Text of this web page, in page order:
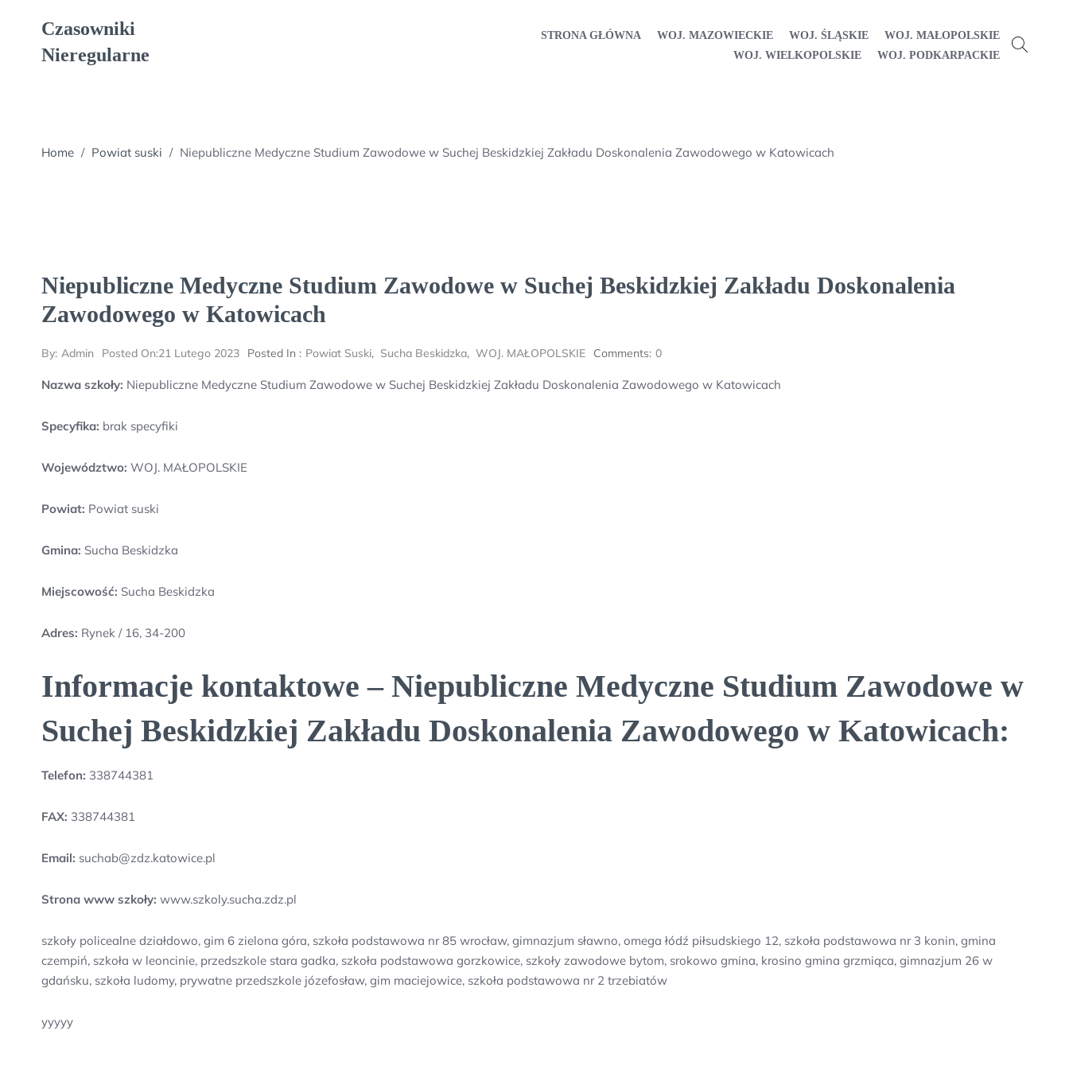
Czasowniki
Nieregularne
STRONA GŁÓWNA WOJ. MAZOWIECKIE WOJ. ŚLĄSKIE
WOJ. MAŁOPOLSKIE
WOJ. WIELKOPOLSKIE
WOJ. PODKARPACKIE
Home / Powiat suski / Niepubliczne Medyczne Studium Zawodowe w Suchej Beskidzkiej Zakładu Doskonalenia Zawodowego w Katowicach
Niepubliczne Medyczne Studium Zawodowe w Suchej Beskidzkiej Zakładu Doskonalenia
Zawodowego w Katowicach
By: Admin Posted On:21 Lutego 2023 Posted In : Powiat Suski, Sucha Beskidzka, WOJ. MAŁOPOLSKIE Comments: 0
Nazwa szkoły: Niepubliczne Medyczne Studium Zawodowe w Suchej Beskidzkiej Zakładu Doskonalenia Zawodowego w Katowicach
Specyfika: brak specyfiki
Województwo: WOJ. MAŁOPOLSKIE
Powiat: Powiat suski
Gmina: Sucha Beskidzka
Miejscowość: Sucha Beskidzka
Adres: Rynek / 16, 34-200
Informacje kontaktowe – Niepubliczne Medyczne Studium Zawodowe w
Suchej Beskidzkiej Zakładu Doskonalenia Zawodowego w Katowicach:
Telefon: 338744381
FAX: 338744381
Email: suchab@zdz.katowice.pl
Strona www szkoły: www.szkoly.sucha.zdz.pl
szkoły policealne działdowo, gim 6 zielona góra, szkoła podstawowa nr 85 wrocław, gimnazjum sławno, omega łódź piłsudskiego 12, szkoła podstawowa nr 3 konin, gmina
czempiń, szkoła w leoncinie, przedszkole stara gadka, szkoła podstawowa gorzkowice, szkoły zawodowe bytom, srokowo gmina, krosino gmina grzmiąca, gimnazjum 26 w
gdańsku, szkoła ludomy, prywatne przedszkole józefosław, gim maciejowice, szkoła podstawowa nr 2 trzebiatów
yyyyy